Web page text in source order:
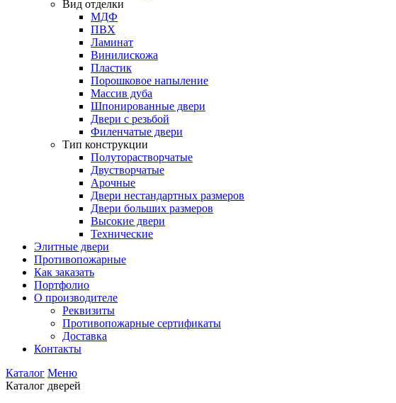
Вид отделки
МДФ
ПВХ
Ламинат
Винилискожа
Пластик
Порошковое напыление
Массив дуба
Шпонированные двери
Двери с резьбой
Филенчатые двери
Тип конструкции
Полуторастворчатые
Двустворчатые
Арочные
Двери нестандартных размеров
Двери больших размеров
Высокие двери
Технические
Элитные двери
Противопожарные
Как заказать
Портфолио
О производителе
Реквизиты
Противопожарные сертификаты
Доставка
Контакты
Каталог Меню
Каталог дверей